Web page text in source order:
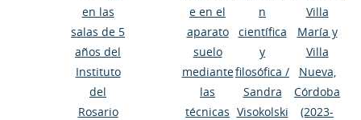
en las
salas de 5
años del
Instituto
del
Rosario
e en el
aparato
suelo
mediante
las
técnicas
n
científica
y
filosófica /
Sandra
Visokolski
Villa
María y
Villa
Nueva,
Córdoba
(2023-